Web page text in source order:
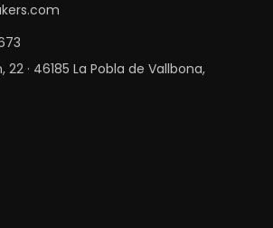
22 · 46185 La Pobla de Vallbona,